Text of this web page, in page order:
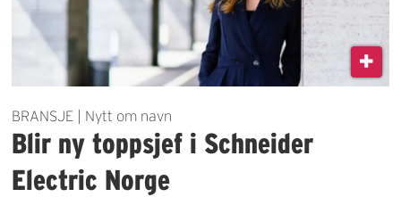
BRANSJE | Nytt om navn
Blir ny toppsjef i Schneider
Electric Norge